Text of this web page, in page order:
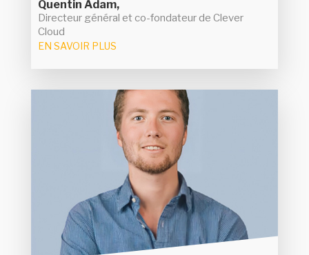
Quentin Adam,
Directeur général et co-fondateur de Clever
Cloud
EN SAVOIR PLUS
Clément Delangue
Dans le monde de l'IA, Hugging Face occupe une
place à part en devenant la plateforme
incontournable pour promouvoir les différents
modèles open source. Crée en 2016 par Clément
Delangue, Julien Chaumond et Thomas Wolff, la
société connait un succès grandissant tant sur le
plan financier (avec une levée de fonds de 235
M$ à l'été 2023) que sur le volet technologique